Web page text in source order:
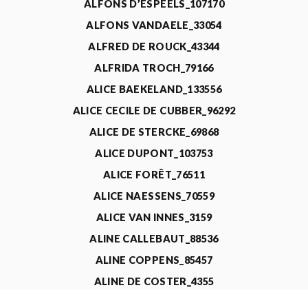
ALFONS D’ESPEELS_107170
ALFONS VANDAELE_33054
ALFRED DE ROUCK_43344
ALFRIDA TROCH_79166
ALICE BAEKELAND_133556
ALICE CECILE DE CUBBER_96292
ALICE DE STERCKE_69868
ALICE DUPONT_103753
ALICE FORÊT_76511
ALICE NAESSENS_70559
ALICE VAN INNES_3159
ALINE CALLEBAUT_88536
ALINE COPPENS_85457
ALINE DE COSTER_4355